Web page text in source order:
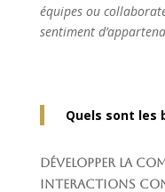
équipes ou
sentiment
Quels sont les
Développer la
interactions